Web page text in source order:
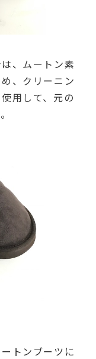
、ムートン素
、クリーニン
用して、元の
トンブーツに